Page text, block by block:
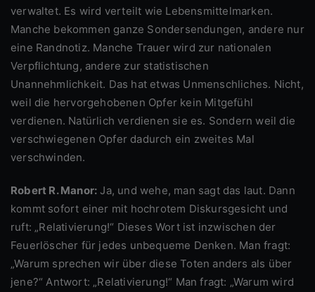
verwaltet. Es wird verteilt wie Lebensmittelmarken.
Manche bekommen ganze Sondersendungen, andere nur
eine Randnotiz. Manche Trauer wird zur nationalen
Verpflichtung, andere zur statistischen
Unannehmlichkeit. Das hat etwas Unmenschliches. Nicht,
weil die hervorgehobenen Opfer kein Mitgefühl
verdienen. Natürlich verdienen sie es. Sondern weil die
verschwiegenen Opfer dadurch ein zweites Mal
verschwinden.
Robert R. Manor: Ja, und wehe, man sagt das laut. Dann
kommt sofort einer mit hochrotem Diskursgesicht und
ruft: „Relativierung!“ Dieses Wort ist inzwischen der
Feuerlöscher für jedes unbequeme Denken. Man fragt:
„Warum sprechen wir über diese Toten anders als über
jene?“ Antwort: „Relativierung!“ Man fragt: „Warum wird